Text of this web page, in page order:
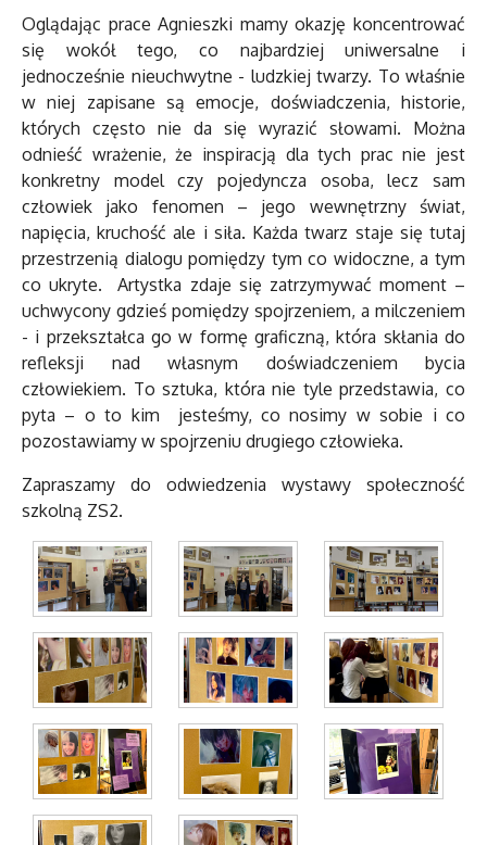
Oglądając prace Agnieszki mamy okazję koncentrować
się wokół tego, co najbardziej uniwersalne i
jednocześnie nieuchwytne - ludzkiej twarzy. To właśnie
w niej zapisane są emocje, doświadczenia, historie,
których często nie da się wyrazić słowami. Można
odnieść wrażenie, że inspiracją dla tych prac nie jest
konkretny model czy pojedyncza osoba, lecz sam
człowiek jako fenomen – jego wewnętrzny świat,
napięcia, kruchość ale i siła. Każda twarz staje się tutaj
przestrzenią dialogu pomiędzy tym co widoczne, a tym
co ukryte. Artystka zdaje się zatrzymywać moment –
uchwycony gdzieś pomiędzy spojrzeniem, a milczeniem
- i przekształca go w formę graficzną, która skłania do
refleksji nad własnym doświadczeniem bycia
człowiekiem. To sztuka, która nie tyle przedstawia, co
pyta – o to kim jesteśmy, co nosimy w sobie i co
pozostawiamy w spojrzeniu drugiego człowieka.
Zapraszamy do odwiedzenia wystawy społeczność
szkolną ZS2.